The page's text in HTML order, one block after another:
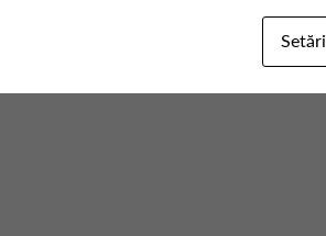
Setări